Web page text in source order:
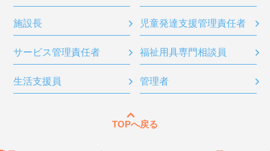
施設長 児童発達支援管理責任者
サービス管理責任者 福祉用具専門相談員
生活支援員 管理者
TOPへ戻る